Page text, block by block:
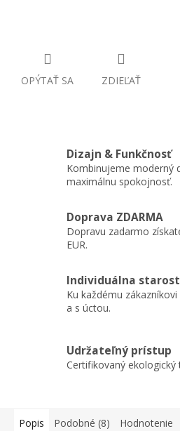
OPÝTAŤ SA ZDIEĽAŤ
Dizajn & Funkčnosť
Kombinujeme moderný
maximálnu spokojnosť.
Doprava ZDARMA
Dopravu zadarmo
EUR.
Individuálna
Ku každému
a s úctou.
Udržateľný prístup
Certifikovaný
Popis Podobné (8) Hodnotenie